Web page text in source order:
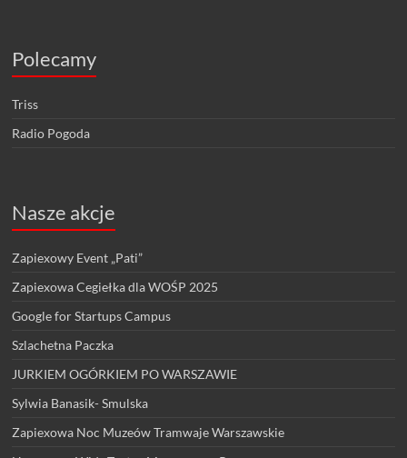
Polecamy
Triss
Radio Pogoda
Nasze akcje
Zapiexowy Event „Pati”
Zapiexowa Cegiełka dla WOŚP 2025
Google for Startups Campus
Szlachetna Paczka
JURKIEM OGÓRKIEM PO WARSZAWIE
Sylwia Banasik- Smulska
Zapiexowa Noc Muzeów Tramwaje Warszawskie